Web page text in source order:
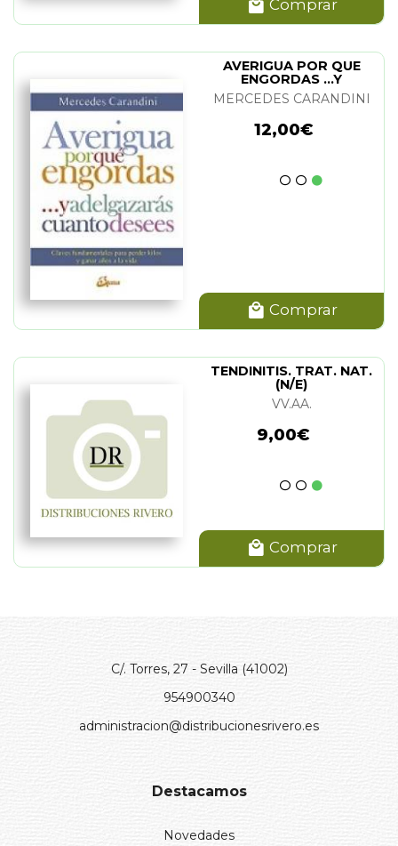
Comprar
AVERIGUA POR QUE
ENGORDAS ...Y
ADELGAZARAS CUANTO
DESEES
MERCEDES CARANDINI
12,00€
Comprar
TENDINITIS. TRAT. NAT.
(N/E)
VV.AA.
9,00€
Comprar
C/. Torres, 27 - Sevilla (41002)
954900340
administracion@distribucionesrivero.es
Destacamos
Novedades